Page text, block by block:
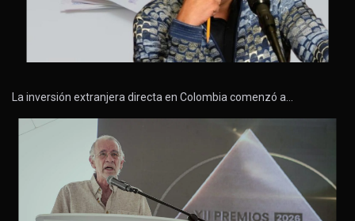
La inversión extranjera directa en Colombia comenzó a…